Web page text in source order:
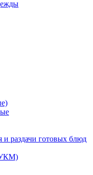
и раздачи готовых блюд